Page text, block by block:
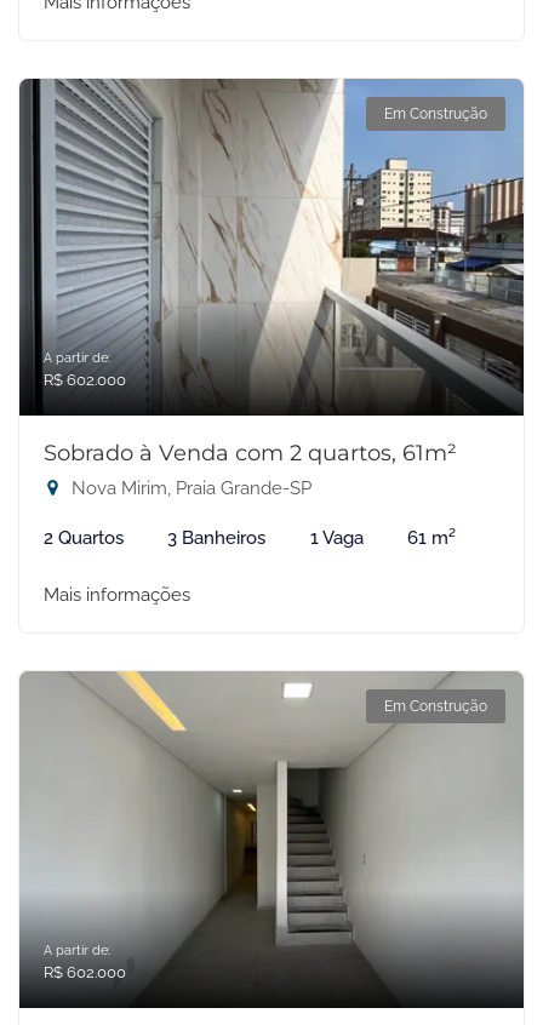
Em Construção
A partir de:
R$ 602.000
Sobrado à Venda com 2 quartos, 61m²
Nova Mirim, Praia Grande-SP
2 Quartos 3 Banheiros 1 Vaga 61 m²
Mais informações
Em Construção
A partir de:
R$ 602.000